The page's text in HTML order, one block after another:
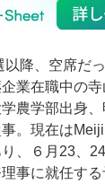
降、空席だ
業在職中の
農学部出身
。現在は
、６月23、
事に就任す